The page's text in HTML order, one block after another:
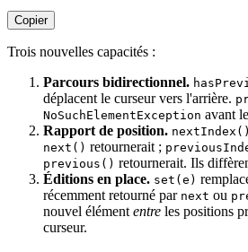
Copier
Trois nouvelles capacités :
Parcours bidirectionnel.
déplacent le curseur vers l'arrière.
NoSuchElementException avant
Rapport de position. nextIndex()
next() retournerait ;
previous() retournerait. Ils
Éditions en place. set(e)
récemment retourné par next ou
nouvel élément entre les positions
curseur.